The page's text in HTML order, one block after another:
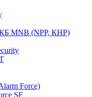
MNB (NPP, КНР)
Force)
SF